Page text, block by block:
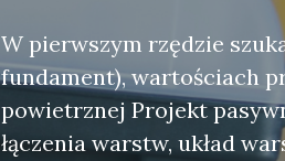
W pierwszym rzędzie
fundament), wartościach
powietrznej Projekt
łączenia warstw, układ